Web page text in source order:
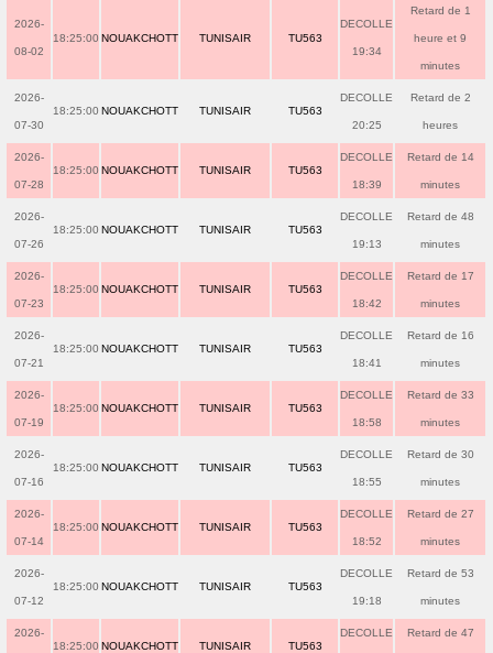
2026-
08-02
18:25:00 NOUAKCHOTT TUNISAIR TU563
DECOLLE
19:34
Retard de 1
heure et 9
minutes
2026-
07-30
18:25:00 NOUAKCHOTT TUNISAIR TU563
DECOLLE
20:25
Retard de 2
heures
2026-
07-28
18:25:00 NOUAKCHOTT TUNISAIR TU563
DECOLLE
18:39
Retard de 14
minutes
2026-
07-26
18:25:00 NOUAKCHOTT TUNISAIR TU563
DECOLLE
19:13
Retard de 48
minutes
2026-
07-23
18:25:00 NOUAKCHOTT TUNISAIR TU563
DECOLLE
18:42
Retard de 17
minutes
2026-
07-21
18:25:00 NOUAKCHOTT TUNISAIR TU563
DECOLLE
18:41
Retard de 16
minutes
2026-
07-19
18:25:00 NOUAKCHOTT TUNISAIR TU563
DECOLLE
18:58
Retard de 33
minutes
2026-
07-16
18:25:00 NOUAKCHOTT TUNISAIR TU563
DECOLLE
18:55
Retard de 30
minutes
2026-
07-14
18:25:00 NOUAKCHOTT TUNISAIR TU563
DECOLLE
18:52
Retard de 27
minutes
2026-
07-12
18:25:00 NOUAKCHOTT TUNISAIR TU563
DECOLLE
19:18
Retard de 53
minutes
2026-
18:25:00 NOUAKCHOTT TUNISAIR TU563
DECOLLE Retard de 47